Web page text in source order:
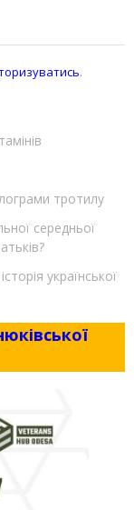
.
тротилу
середньої
української